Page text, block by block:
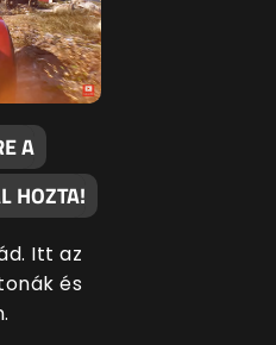
A
HOZTA!
Itt az
és